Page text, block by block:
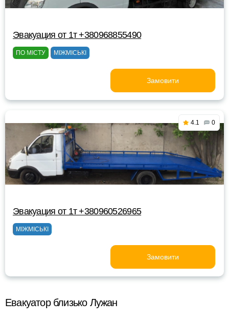
Эвакуация от 1т +380968855490
ПО МІСТУ МІЖМІСЬКІ
Замовити
4.1 0
Эвакуация от 1т +380960526965
МІЖМІСЬКІ
Замовити
Евакуатор близько Лужан